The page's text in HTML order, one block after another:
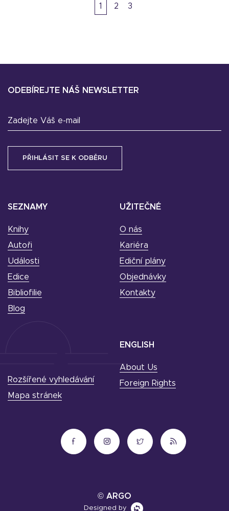
1 2 3
SEZNAMY
Knihy
Autoři
Události
Edice
Bibliofilie
Blog
UŽITEČNÉ
O nás
Kariéra
Ediční plány
Objednávky
Kontakty
ODEBÍREJTE NÁŠ NEWSLETTER
Zadejte Váš e-mail
ENGLISH
About Us
Foreign Rights
Rozšířené vyhledávání
Mapa stránek
© ARGO
Designed by